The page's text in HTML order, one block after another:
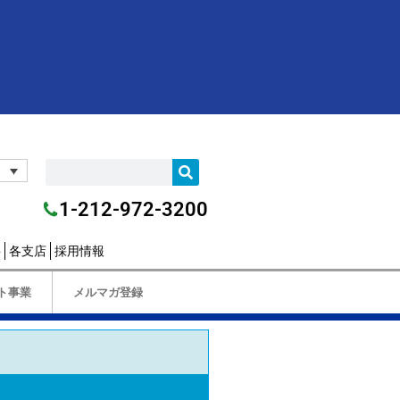
1-212-972-3200
各支店 採用情報
事業 メルマガ登録